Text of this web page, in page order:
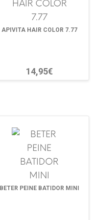
APIVITA HAIR COLOR 7.77
14,95€
BETER PEINE BATIDOR MINI